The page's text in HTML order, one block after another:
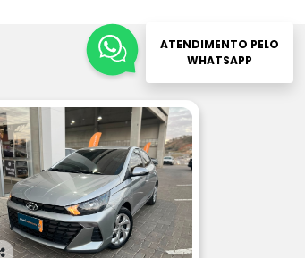
ATENDIMENTO PELO
WHATSAPP